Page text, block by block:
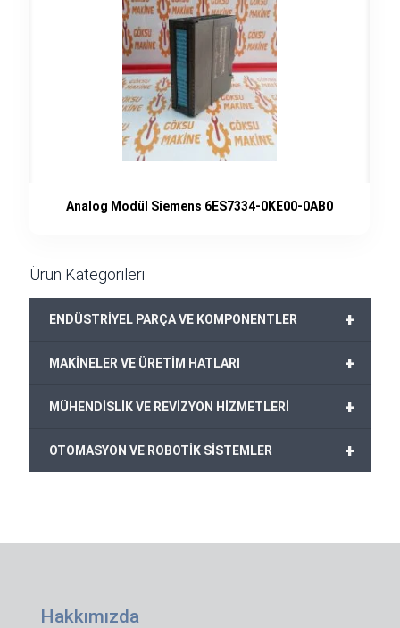
Analog Modül Siemens 6ES7334-0KE00-0AB0
Ürün Kategorileri
+
ENDÜSTRİYEL PARÇA VE KOMPONENTLER
+
MAKİNELER VE ÜRETİM HATLARI
+
MÜHENDİSLİK VE REVİZYON HİZMETLERİ
+
OTOMASYON VE ROBOTİK SİSTEMLER
Hakkımızda